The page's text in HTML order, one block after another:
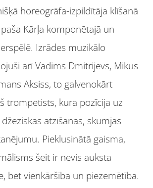
horeogrāfa-izpildītāja klīšanā
Kārļa komponētajā un
Izrādes muzikālo
arī Vadims Dmitrijevs, Mikus
Aksiss, to galvenokārt
trompetists, kura pozīcija uz
atzīšanās, skumjas
Pieklusinātā gaisma,
šeit ir nevis auksta
bet vienkāršība un piezemētība.